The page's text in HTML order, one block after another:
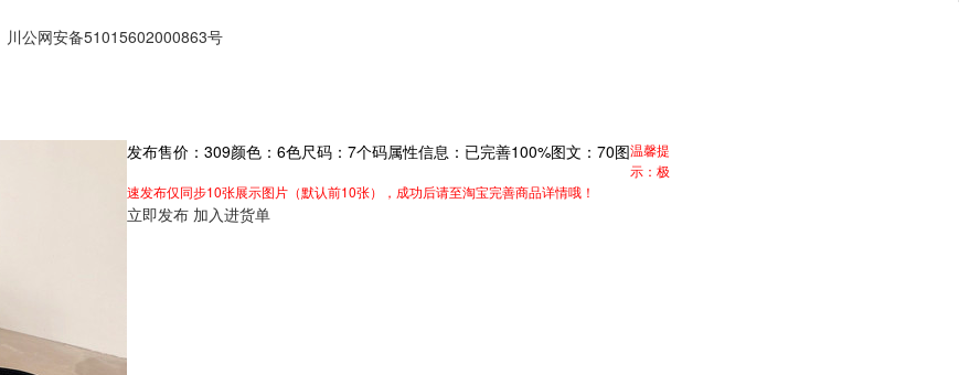
川公网安备51015602000863号
发布售价： 309颜色： 6色尺码： 7个码属性信息： 已完善100%图文： 70图温馨提
示：极
速发布仅同步10张展示图片（默认前10张），成功后请至淘宝完善商品详情哦！
立即发布 加入进货单